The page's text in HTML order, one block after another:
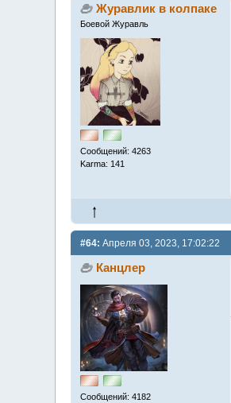
Журавлик в колпаке
Боевой Журавль
Сообщений: 4263
Karma: 141
#64: Апреля 03, 2023, 17:02:22
Канцлер
Сообщений: 4182